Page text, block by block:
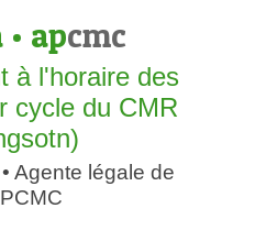
• apcmc
à l'horaire des
cycle du CMR
Agente légale de